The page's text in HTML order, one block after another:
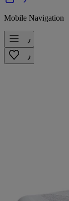
Mobile Navigation